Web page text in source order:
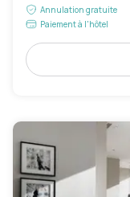
Annulation gratuite
Paiement à l'hôtel